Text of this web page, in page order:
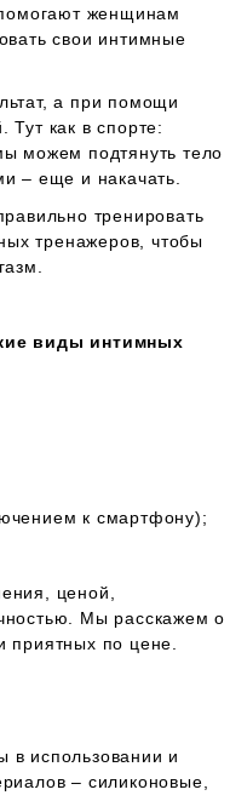
помогают женщинам
свои интимные
а при помощи
как в спорте:
можем подтянуть тело
– еще и накачать.
тренировать
тренажеров, чтобы
виды интимных
к смартфону);
ценой,
Мы расскажем о
приятных по цене.
использовании и
– силиконовые,